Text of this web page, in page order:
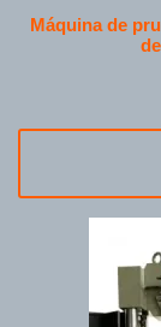
Máquina de